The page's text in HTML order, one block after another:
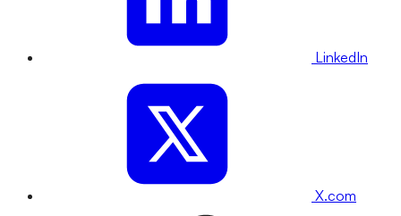
LinkedIn
X.com